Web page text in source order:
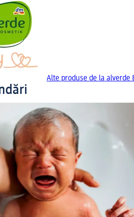
Alte produse de la alverde